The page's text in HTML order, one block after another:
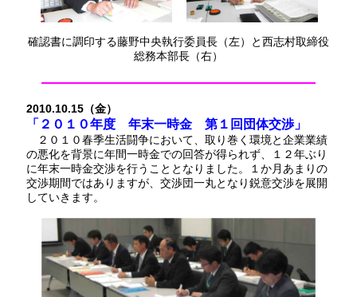
確認書に調印する藤野中央執行委員長（左）と西志村取締役
総務本部長（右）
2010.10.15（金）
「２０１０年度 年末一時金 第１回団体交渉」
２０１０春季生活闘争において、取り巻く環境と企業業績
の悪化を背景に年間一時金での回答が得られず、１２年ぶり
に年末一時金交渉を行うこととなりました。１か月あまりの
交渉期間ではありますが、交渉団一丸となり鋭意交渉を展開
していきます。